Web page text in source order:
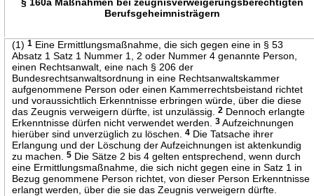
Berufsgeheimnisträgern
(1)1 Eine Ermittlungsmaßnahme, die sich gegen eine in § 53
Absatz 1 Satz 1 Nummer 1, 2 oder Nummer 4 genannte Person,
einen Rechtsanwalt, eine nach § 206 der
Bundesrechtsanwaltsordnung in eine Rechtsanwaltskammer
aufgenommene Person oder einen Kammerrechtsbeistand richtet
und voraussichtlich Erkenntnisse erbringen würde, über die diese
das Zeugnis verweigern dürfte, ist unzulässig.2 Dennoch erlangte
Erkenntnisse dürfen nicht verwendet werden.3 Aufzeichnungen
hierüber sind unverzüglich zu löschen.4 Die Tatsache ihrer
Erlangung und der Löschung der Aufzeichnungen ist aktenkundig
zu machen.5 Die Sätze 2 bis 4 gelten entsprechend, wenn durch
eine Ermittlungsmaßnahme, die sich nicht gegen eine in Satz 1 in
Bezug genommene Person richtet, von dieser Person Erkenntnisse
erlangt werden, über die sie das Zeugnis verweigern dürfte.